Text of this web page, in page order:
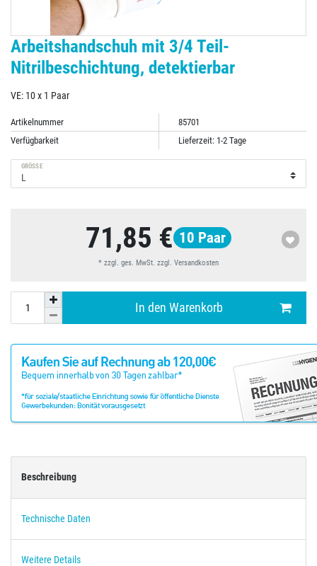
Arbeitshandschuh mit 3/4 Teil-
Nitrilbeschichtung, detektierbar
VE: 10 x 1 Paar
Artikelnummer
85701
Verfügbarkeit
Lieferzeit: 1-2 Tage
GRÖSSE
71,85 € 10 Paar
* zzgl. ges. MwSt. zzgl. Versandkosten
In den Warenkorb
Beschreibung
Technische Daten
Weitere Details